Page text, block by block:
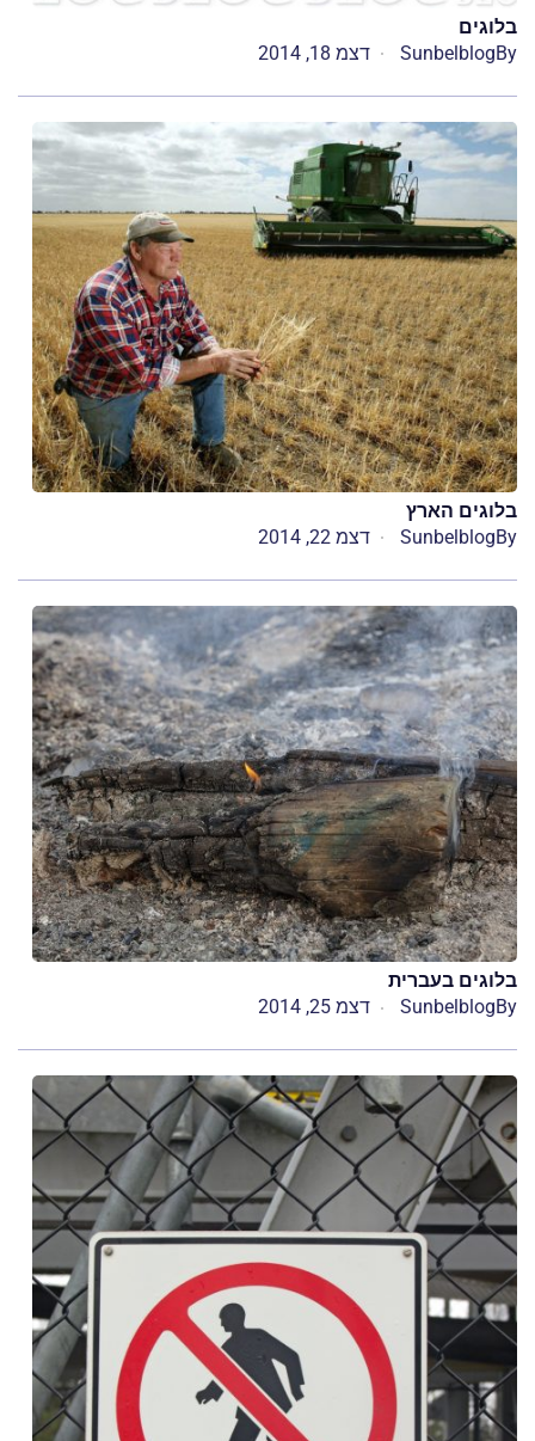
בלוגים
By
Sunbelblog דצמ 18, 2014
בלוגים הארץ
By
Sunbelblog דצמ 22, 2014
בלוגים בעברית
By
Sunbelblog דצמ 25, 2014